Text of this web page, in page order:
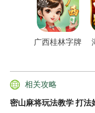
广西桂林字牌
相关攻略
密山麻将玩法教学 打法